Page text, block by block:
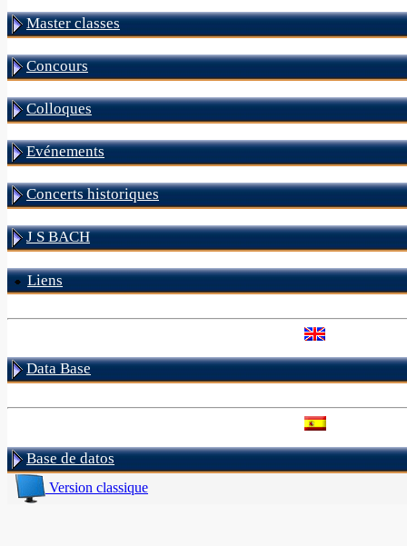
Master classes
Concours
Colloques
Evénements
Concerts historiques
J S BACH
Liens
Data Base
Base de datos
Version classique